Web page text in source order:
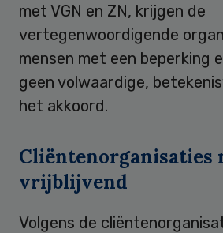
met VGN en ZN, krijgen de
vertegenwoordigende
mensen met een beperking
geen volwaardige,
het akkoord.
Cliëntenorganisaties
vrijblijvend
Volgens de